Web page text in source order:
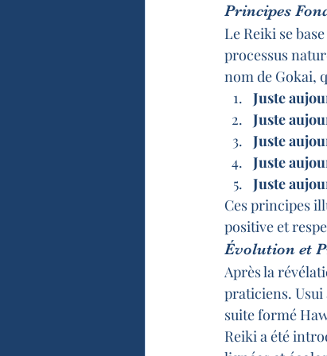
Principes
Le Reiki se
processus
nom de Gokai,
Juste
Juste
Juste
Juste
Juste
Ces principes
positive et
Évolution et
Après la
praticiens.
suite formé
Reiki a été